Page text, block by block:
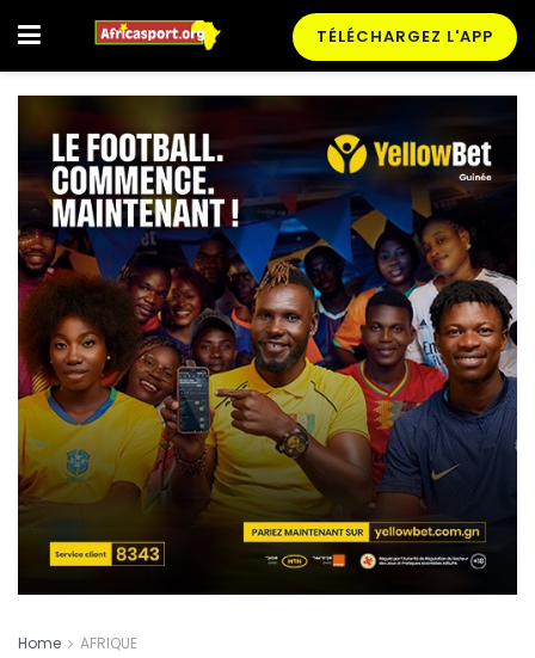
TÉLÉCHARGEZ L'APP
Home AFRIQUE